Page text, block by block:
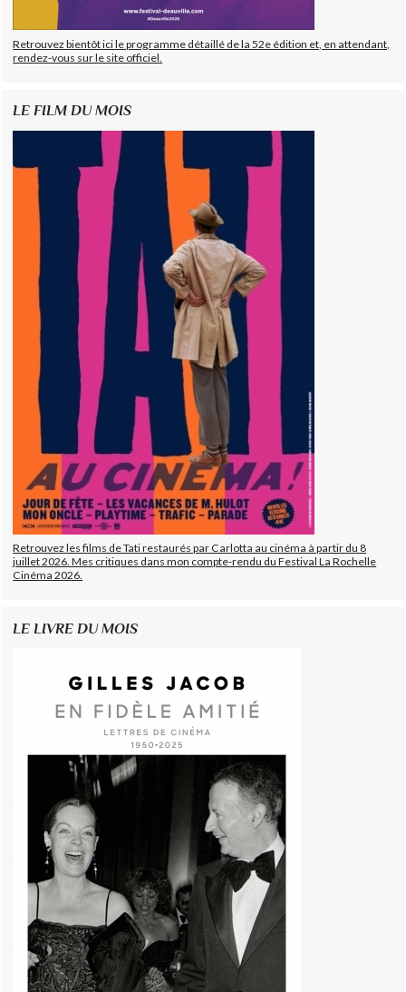
Retrouvez bientôt ici le programme détaillé de la 52e édition et, en attendant,
rendez-vous sur le site officiel.
LE FILM DU MOIS
Retrouvez les films de Tati restaurés par Carlotta au cinéma à partir du 8
juillet 2026. Mes critiques dans mon compte-rendu du Festival La Rochelle
Cinéma 2026.
LE LIVRE DU MOIS